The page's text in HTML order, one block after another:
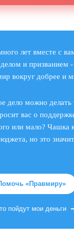
лет вместе с
и призванием
вокруг добрее и
дело можно делать
вас о
или мало? Чашка
но это
«Правмиру»
пойдут мои деньги